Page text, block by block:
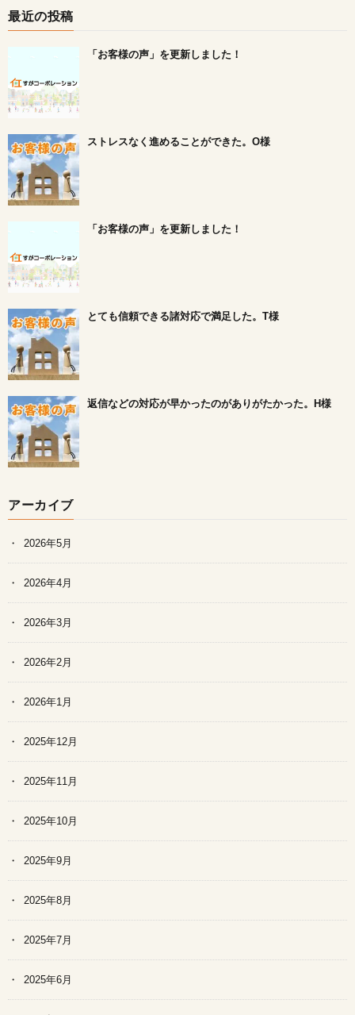
最近の投稿
「お客様の声」を更新しました！
ストレスなく進めることができた。O様
「お客様の声」を更新しました！
とても信頼できる諸対応で満足した。T様
返信などの対応が早かったのがありがたかった。H様
アーカイブ
2026年5月
2026年4月
2026年3月
2026年2月
2026年1月
2025年12月
2025年11月
2025年10月
2025年9月
2025年8月
2025年7月
2025年6月